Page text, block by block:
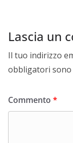
Lascia un
Il tuo indirizzo
obbligatori
Commento *